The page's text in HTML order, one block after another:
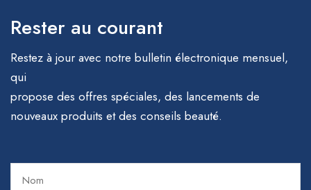
Rester au courant
Restez à jour avec notre bulletin électronique mensuel,
qui
propose des offres spéciales, des lancements de
nouveaux produits et des conseils beauté.